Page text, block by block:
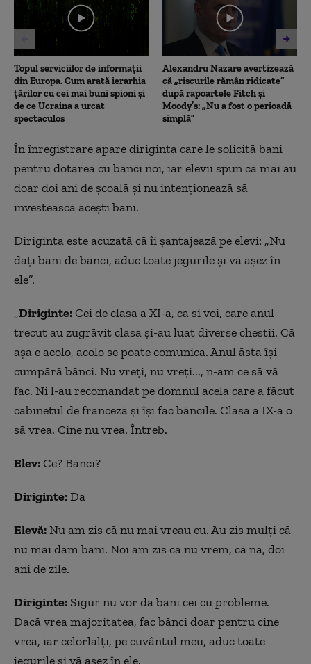
seconds
Topul serviciilor de informații
din Europa. Cum arată ierarhia
țărilor cu cei mai buni spioni și
de ce Ucraina a urcat
spectaculos
Alexandru Nazare avertizează
că „riscurile rămân ridicate”
după rapoartele Fitch și
Moody’s: „Nu a fost o perioadă
simplă”
În înregistrare apare diriginta care le solicită bani
pentru dotarea cu bănci noi, iar elevii spun că mai au
doar doi ani de școală și nu intenționează să
investească acești bani.
Diriginta este acuzată că îi șantajează pe elevi: „Nu
dați bani de bănci, aduc toate jegurile și vă așez în
ele”.
„Diriginte:Cei de clasa a XI-a, ca si voi, care anul
trecut au zugrăvit clasa și-au luat diverse chestii. Că
aşa e acolo, acolo se poate comunica. Anul ăsta îşi
cumpără bănci. Nu vreţi, nu vreţi..., n-am ce să vă
fac. Ni l-au recomandat pe domnul acela care a făcut
cabinetul de franceză și îşi fac băncile. Clasa a IX-a o
să vrea. Cine nu vrea. Întreb.
Elev:Ce? Bănci?
Diriginte:Da
Elevă:Nu am zis că nu mai vreau eu. Au zis mulţi că
nu mai dăm bani. Noi am zis că nu vrem, că na, doi
ani de zile.
Diriginte: Sigur nu vor da bani cei cu probleme.
Dacă vrea majoritatea, fac bănci doar pentru cine
vrea, iar celorlalți, pe cuvântul meu, aduc toate
jegurile și vă așez în ele.